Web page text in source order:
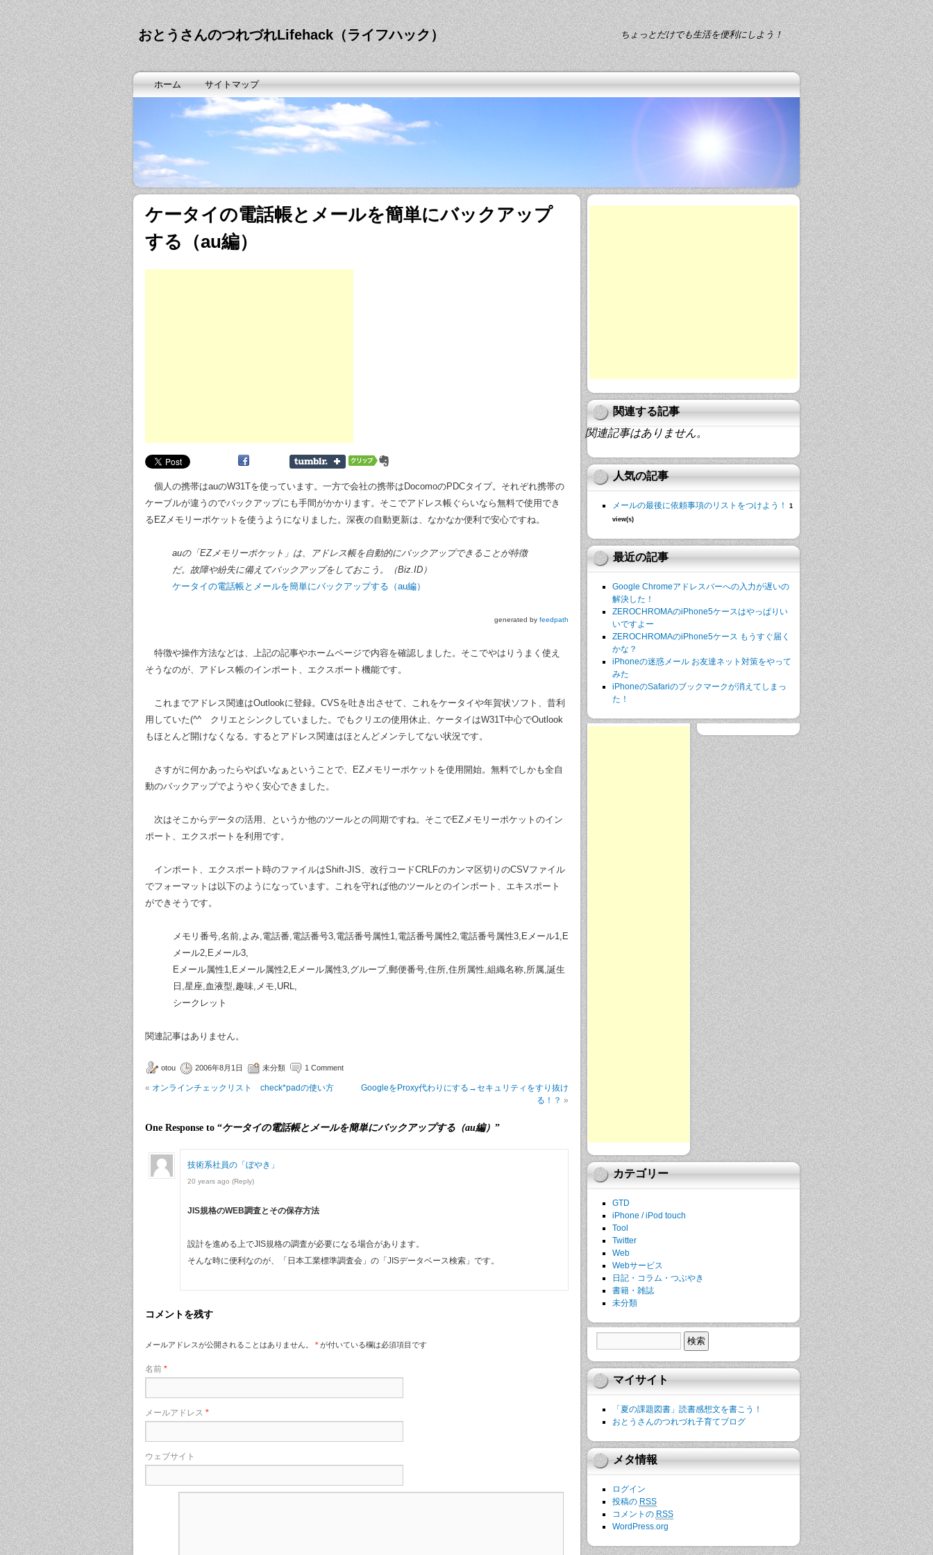
おとうさんのつれづれLifehack（ライフハック） ちょっとだけでも生活を便利にしよう！
ホーム サイトマップ
ケータイの電話帳とメールを簡単にバックアップ
する（au編）
個人の携帯はauのW31Tを使っています。一方で会社の携帯はDocomoのPDCタイプ。それぞれ携帯の
ケーブルが違うのでバックアップにも手間がかかります。そこでアドレス帳ぐらいなら無料で使用でき
るEZメモリーポケットを使うようになりました。深夜の自動更新は、なかなか便利で安心ですね。
auの「EZメモリーポケット」は、アドレス帳を自動的にバックアップできることが特徴
だ。故障や紛失に備えてバックアップをしておこう。（Biz.ID）
ケータイの電話帳とメールを簡単にバックアップする（au編）
generated by feedpath
特徴や操作方法などは、上記の記事やホームページで内容を確認しました。そこでやはりうまく使え
そうなのが、アドレス帳のインポート、エクスポート機能です。
これまでアドレス関連はOutlookに登録。CVSを吐き出させて、これをケータイや年賀状ソフト、昔利
用していた(^^ゞクリエとシンクしていました。でもクリエの使用休止、ケータイはW31T中心でOutlook
もほとんど開けなくなる。するとアドレス関連はほとんどメンテしてない状況です。
さすがに何かあったらやばいなぁということで、EZメモリーポケットを使用開始。無料でしかも全自
動のバックアップでようやく安心できました。
次はそこからデータの活用、というか他のツールとの同期ですね。そこでEZメモリーポケットのイン
ポート、エクスポートを利用です。
インポート、エクスポート時のファイルはShift-JIS、改行コードCRLFのカンマ区切りのCSVファイル
でフォーマットは以下のようになっています。これを守れば他のツールとのインポート、エキスポート
ができそうです。
メモリ番号,名前,よみ,電話番,電話番号3,電話番号属性1,電話番号属性2,電話番号属性3,Eメール1,E
メール2,Eメール3,
Eメール属性1,Eメール属性2,Eメール属性3,グループ,郵便番号,住所,住所属性,組織名称,所属,誕生
日,星座,血液型,趣味,メモ,URL,
シークレット
関連記事はありません。
otou 2006年8月1日 未分類 1 Comment
« オンラインチェックリスト check*padの使い方
GoogleをProxy代わりにする→セキュリティをすり抜け
る！？ »
One Response to “ケータイの電話帳とメールを簡単にバックアップする（au編） ”
技術系社員の「ぼやき」
20 years ago (Reply)
JIS規格のWEB調査とその保存方法
設計を進める上でJIS規格の調査が必要になる場合があります。
そんな時に便利なのが、「日本工業標準調査会」の「JISデータベース検索」です。
コメントを残す
メールアドレスが公開されることはありません。 * が付いている欄は必須項目です
名前 *
メールアドレス *
ウェブサイト
関連する記事
関連記事はありません。
人気の記事
メールの最後に依頼事項のリストをつけよう！
1
view(s)
最近の記事
Google Chromeアドレスバーへの入力が遅いの
解決した！
ZEROCHROMAのiPhone5ケースはやっぱりい
いですよー
ZEROCHROMAのiPhone5ケース もうすぐ届く
かな？
iPhoneの迷惑メール お友達ネット対策をやって
みた
iPhoneのSafariのブックマークが消えてしまっ
た！
カテゴリー
GTD
iPhone / iPod touch
Tool
Twitter
Web
Webサービス
日記・コラム・つぶやき
書籍・雑誌
未分類
マイサイト
「夏の課題図書」読書感想文を書こう！
おとうさんのつれづれ子育てブログ
メタ情報
ログイン
投稿の RSS
コメントの RSS
WordPress.org